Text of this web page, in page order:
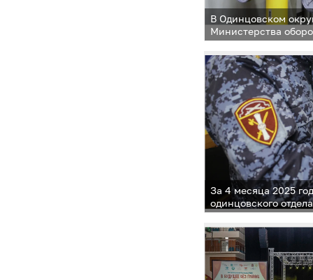
В Одинцовском
Министерства
прошел безаварийно
За 4 месяца 2025
одинцовского
разрешительной
65 единиц оружия